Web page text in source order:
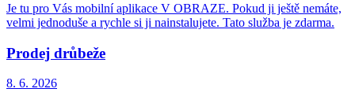
Je tu pro Vás mobilní aplikace V OBRAZE. Pokud ji ještě nemáte,
velmi jednoduše a rychle si ji nainstalujete. Tato služba je zdarma.
Prodej drůbeže
8. 6. 2026